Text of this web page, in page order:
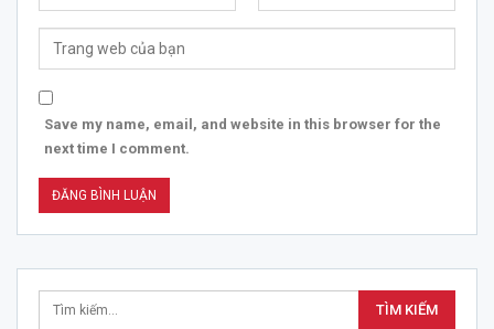
Save my name, email, and website in this browser for the
next time I comment.